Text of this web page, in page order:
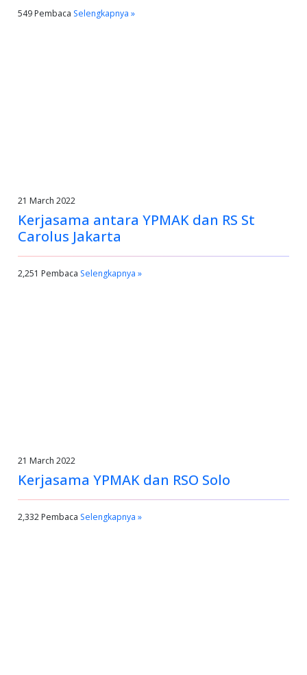
549 Pembaca Selengkapnya »
21 March 2022
Kerjasama antara YPMAK dan RS St
Carolus Jakarta
2,251 Pembaca Selengkapnya »
21 March 2022
Kerjasama YPMAK dan RSO Solo
2,332 Pembaca Selengkapnya »